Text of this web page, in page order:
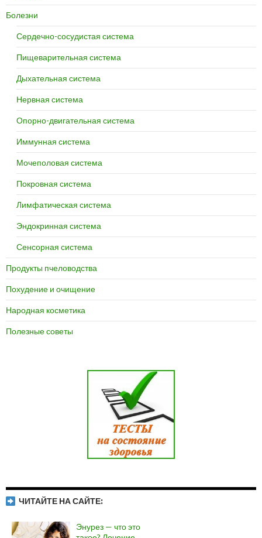
Болезни
Сердечно-сосудистая система
Пищеварительная система
Дыхательная система
Нервная система
Опорно-двигательная система
Иммунная система
Мочеполовая система
Покровная система
Лимфатическая система
Эндокринная система
Сенсорная система
Продукты пчеловодства
Похудение и очищение
Народная косметика
Полезные советы
ЧИТАЙТЕ НА САЙТЕ:
Энурез — что это